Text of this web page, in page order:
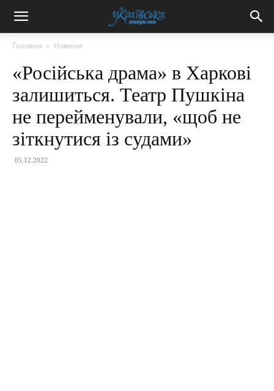
Головна Новини
«Російська драма» в Харкові
залишиться. Театр Пушкіна
не перейменували, «щоб не
зіткнутися із судами»
05.12.2022